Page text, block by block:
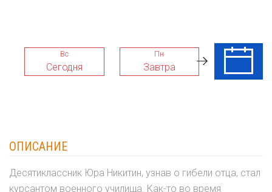
Вс
Сегодня
Пн
Завтра
Вт
ОПИСАНИЕ
Десятиклассник Юра Никитин, узнав о гибели отца, стал
курсантом военного училища. Как-то во время